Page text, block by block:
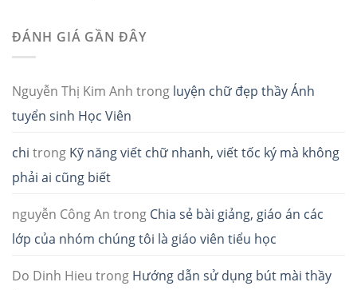
ĐÁNH GIÁ GẦN ĐÂY
Nguyễn Thị Kim Anh trong luyện chữ đẹp thầy Ánh
tuyển sinh Học Viên
chi trong Kỹ năng viết chữ nhanh, viết tốc ký mà không
phải ai cũng biết
nguyễn Công An trong Chia sẻ bài giảng, giáo án các
lớp của nhóm chúng tôi là giáo viên tiểu học
Do Dinh Hieu trong Hướng dẫn sử dụng bút mài thầy